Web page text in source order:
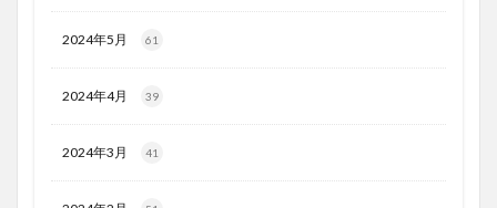
2024年5月 61
2024年4月 39
2024年3月 41